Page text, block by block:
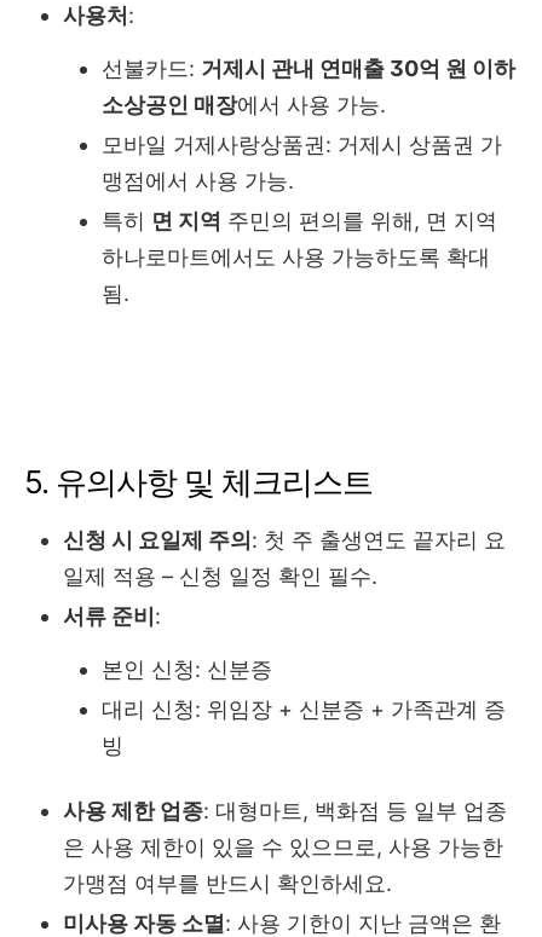
사용처:
선불카드: 거제시 관내 연매출 30억 원 이하
소상공인 매장에서 사용 가능.
모바일 거제사랑상품권: 거제시 상품권 가
맹점에서 사용 가능.
특히 면 지역 주민의 편의를 위해, 면 지역
하나로마트에서도 사용 가능하도록 확대
됨.
5. 유의사항 및 체크리스트
신청 시 요일제 주의: 첫 주 출생연도 끝자리 요
일제 적용 – 신청 일정 확인 필수.
서류 준비:
본인 신청: 신분증
대리 신청: 위임장 + 신분증 + 가족관계 증
빙
사용 제한 업종: 대형마트, 백화점 등 일부 업종
은 사용 제한이 있을 수 있으므로, 사용 가능한
가맹점 여부를 반드시 확인하세요.
미사용 자동 소멸: 사용 기한이 지난 금액은 환